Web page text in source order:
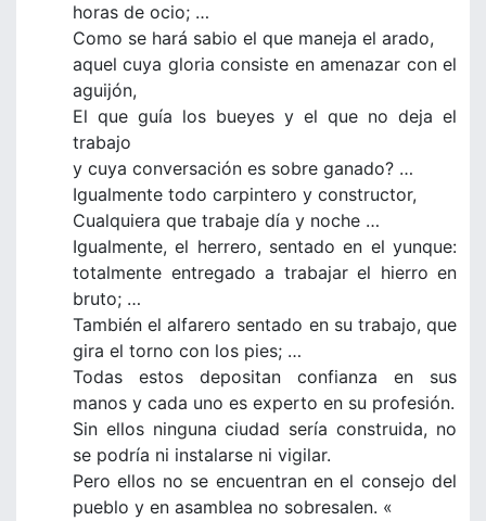
horas de ocio; …
Como se hará sabio el que maneja el arado,
aquel cuya gloria consiste en amenazar con el
aguijón,
El que guía los bueyes y el que no deja el
trabajo
y cuya conversación es sobre ganado? …
Igualmente todo carpintero y constructor,
Cualquiera que trabaje día y noche …
Igualmente, el herrero, sentado en el yunque:
totalmente entregado a trabajar el hierro en
bruto; …
También el alfarero sentado en su trabajo, que
gira el torno con los pies; …
Todas estos depositan confianza en sus
manos y cada uno es experto en su profesión.
Sin ellos ninguna ciudad sería construida, no
se podría ni instalarse ni vigilar.
Pero ellos no se encuentran en el consejo del
pueblo y en asamblea no sobresalen. «